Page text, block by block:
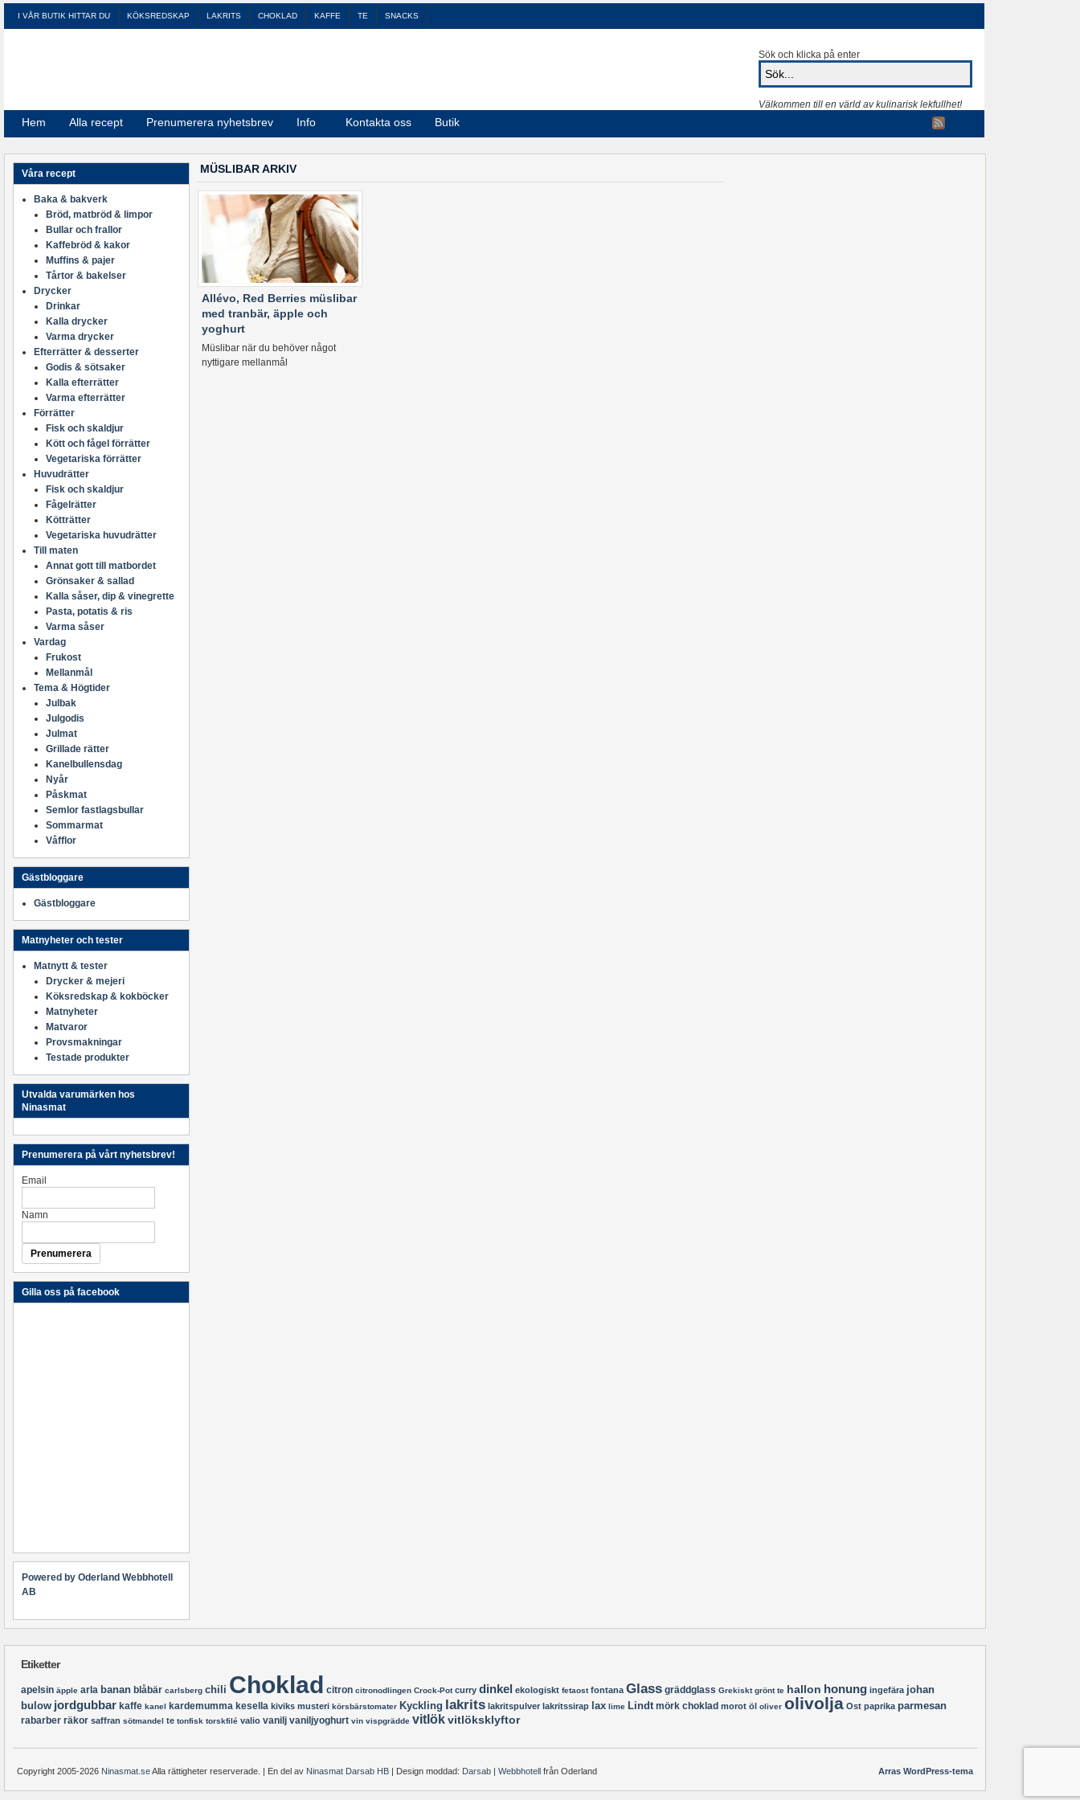
I VÅR BUTIK HITTAR DU KÖKSREDSKAP LAKRITS CHOKLAD KAFFE TE SNACKS
Sök och klicka på enter
Välkommen till en värld av kulinarisk lekfullhet!
Hem Alla recept Prenumerera nyhetsbrev Info Kontakta oss Butik
MÜSLIBAR ARKIV
Allévo, Red Berries müslibar
med tranbär, äpple och
yoghurt
Müslibar när du behöver något
nyttigare mellanmål
Våra recept
Baka & bakverk
Bröd, matbröd & limpor
Bullar och frallor
Kaffebröd & kakor
Muffins & pajer
Tårtor & bakelser
Drycker
Drinkar
Kalla drycker
Varma drycker
Efterrätter & desserter
Godis & sötsaker
Kalla efterrätter
Varma efterrätter
Förrätter
Fisk och skaldjur
Kött och fågel förrätter
Vegetariska förrätter
Huvudrätter
Fisk och skaldjur
Fågelrätter
Kötträtter
Vegetariska huvudrätter
Till maten
Annat gott till matbordet
Grönsaker & sallad
Kalla såser, dip & vinegrette
Pasta, potatis & ris
Varma såser
Vardag
Frukost
Mellanmål
Tema & Högtider
Julbak
Julgodis
Julmat
Grillade rätter
Kanelbullensdag
Nyår
Påskmat
Semlor fastlagsbullar
Sommarmat
Våfflor
Gästbloggare
Gästbloggare
Matnyheter och tester
Matnytt & tester
Drycker & mejeri
Köksredskap & kokböcker
Matnyheter
Matvaror
Provsmakningar
Testade produkter
Utvalda varumärken hos
Ninasmat
Prenumerera på vårt nyhetsbrev!
Email
Namn
Gilla oss på facebook
Powered by Oderland Webbhotell
AB
Etiketter
apelsin äpple arla banan blåbär carlsberg chili Choklad citron citronodlingen Crock-Pot curry dinkel ekologiskt fetaost fontana Glass gräddglass Grekiskt grönt te hallon honung ingefära johan
bulow jordgubbar kaffe kanel kardemumma kesella kiviks musteri körsbärstomater Kyckling lakrits lakritspulver lakritssirap lax lime Lindt mörk choklad morot öl oliver olivolja Ost paprika parmesan
rabarber räkor saffran sötmandel te tonfisk torskfilé valio vanilj vaniljyoghurt vin vispgrädde vitlökvitlöksklyftor
Arras WordPress-tema
Copyright 2005-2026 Ninasmat.seAlla rättigheter reserverade. | En del av Ninasmat Darsab HB | Design moddad: Darsab | Webbhotell från Oderland